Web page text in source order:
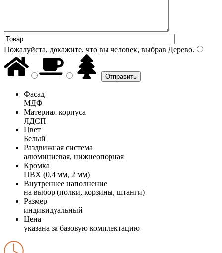
Пожалуйста, докажите, что вы человек, выбрав Дерево.
Фасад
МДФ
Материал корпуса
ЛДСП
Цвет
Белый
Раздвижная система
алюминиевая, нижнеопорная
Кромка
ПВХ (0,4 мм, 2 мм)
Внутреннее наполнение
на выбор (полки, корзины, штанги)
Размер
индивидуальный
Цена
указана за базовую комплектацию